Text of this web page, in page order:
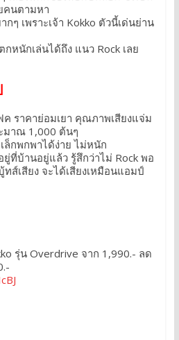
คนตามหา
กๆ เพราะเจ้า Kokko ตัวนี้เด่นย่าน
กหนักเล่นได้ถึง แนว Rock เลย
ค ราคาย่อมเยา คุณภาพเสียงแจ่ม
มาณ 1,000 ต้นๆ
ล็กพกพาได้ง่าย ไม่หนัก
ที่บ้านอยู่แล้ว รู้สึกว่าไม่ Rock พอ
ส์เสียง จะได้เสียงเหมือนแอมป์
รุ่น Overdrive จาก 1,990.- ลด